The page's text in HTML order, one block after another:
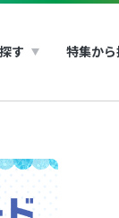
す 特集から